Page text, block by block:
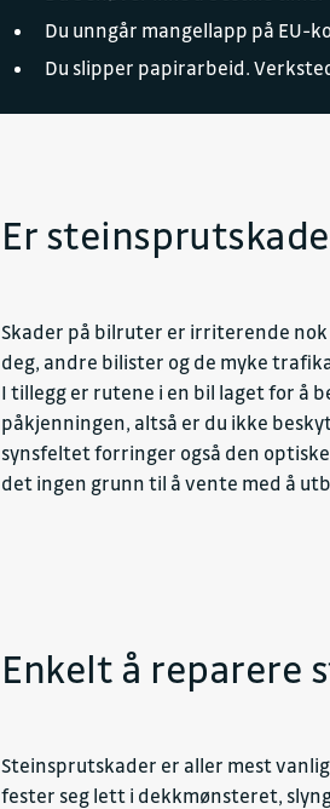
Du unngår mangellapp på
Du slipper papirarbeid.
Er
Skader på bilruter er irriterende
deg, andre bilister og de myke
I tillegg er rutene i en bil laget for å
påkjenningen, altså er du ikke
synsfeltet forringer også den
det ingen grunn til å vente med å
Enkelt å reparere
Steinsprutskader er aller mest
fester seg lett i dekkmønsteret,